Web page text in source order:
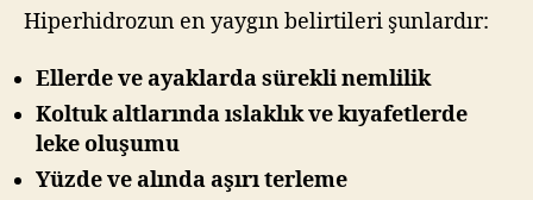
Hiperhidrozun en yaygın belirtileri şunlardır:
Ellerde ve ayaklarda sürekli nemlilik
Koltuk altlarında ıslaklık ve kıyafetlerde
leke oluşumu
Yüzde ve alında aşırı terleme